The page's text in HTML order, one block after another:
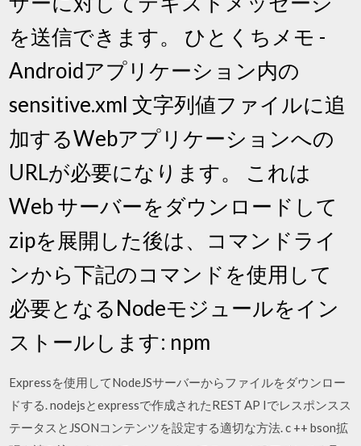
を送信できます。 ひとくちメモ -
Androidアプリケーション内の
sensitive.xml 文字列値ファイルに追
加するWebアプリケーションへの
URLが必要になります。 これは
Web サーバーをダウンロードして
zipを展開した後は、コマンドライ
ンから下記のコマンドを使用して
必要となるNodeモジュールをイン
ストールします: npm
Expressを使用してNodeJSサーバーからファイルをダウンロー
ドする. nodejsとexpressで作成されたREST AP Iでレスポンスス
テータスとJSONコンテンツを設定する適切な方法. c ++ bson拡